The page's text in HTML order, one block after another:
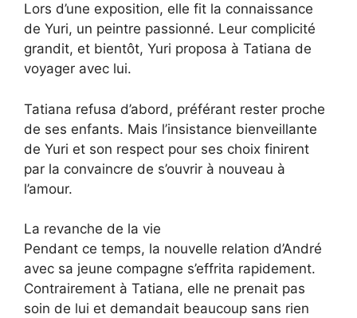
Lors d’une exposition, elle fit la connaissance
de Yuri, un peintre passionné. Leur complicité
grandit, et bientôt, Yuri proposa à Tatiana de
voyager avec lui.
Tatiana refusa d’abord, préférant rester proche
de ses enfants. Mais l’insistance bienveillante
de Yuri et son respect pour ses choix finirent
par la convaincre de s’ouvrir à nouveau à
l’amour.
La revanche de la vie
Pendant ce temps, la nouvelle relation d’André
avec sa jeune compagne s’effrita rapidement.
Contrairement à Tatiana, elle ne prenait pas
soin de lui et demandait beaucoup sans rien